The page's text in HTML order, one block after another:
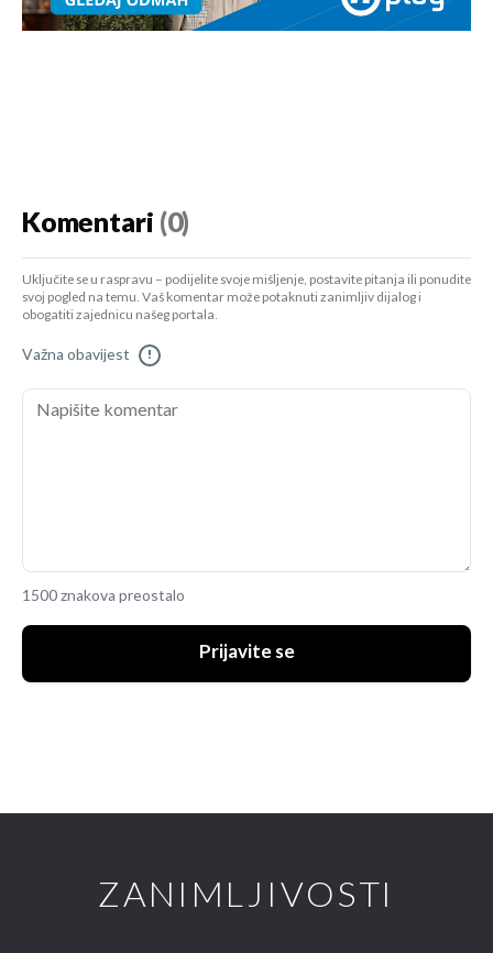
Komentari (0)
Uključite se u raspravu – podijelite svoje mišljenje, postavite pitanja ili ponudite
svoj pogled na temu. Vaš komentar može potaknuti zanimljiv dijalog i
obogatiti zajednicu našeg portala.
Važna obavijest !
1500 znakova preostalo
Prijavite se
ZANIMLJIVOSTI